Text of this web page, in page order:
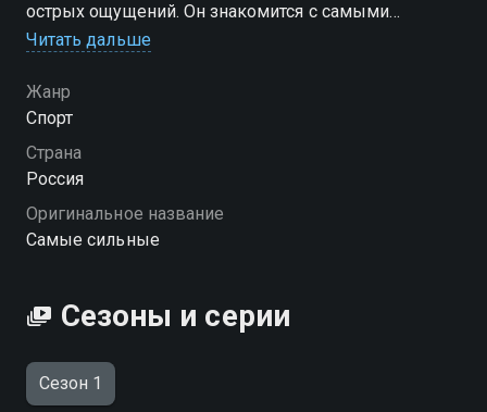
острых ощущений. Он знакомится с самыми
сильными людьми, берет у них интервью и
Читать дальше
Жанр
Спорт
Страна
Россия
Оригинальное название
Самые сильные
Сезоны и серии
Сезон 1